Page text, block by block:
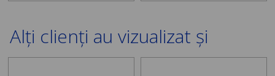
Alți clienți au vizualizat și